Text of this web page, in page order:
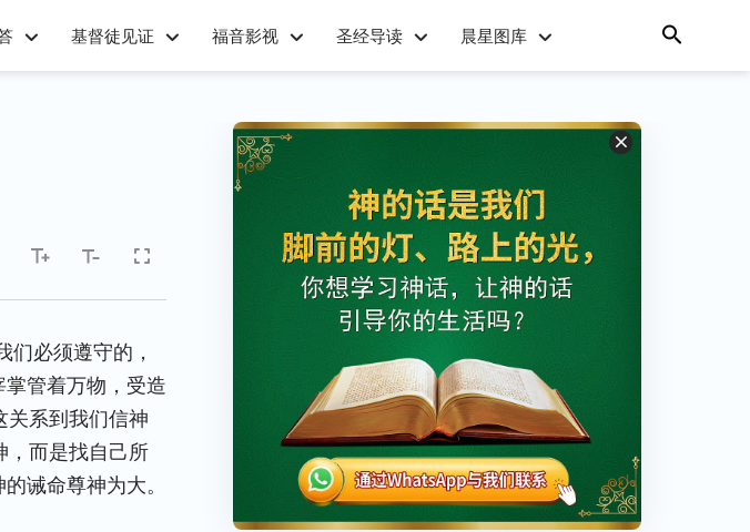
基督徒见证 福音影视 圣经导读 晨星图库
们必须遵守的，
管着万物，受造
关系到我们信神
，而是找自己所
诫命尊神为大。